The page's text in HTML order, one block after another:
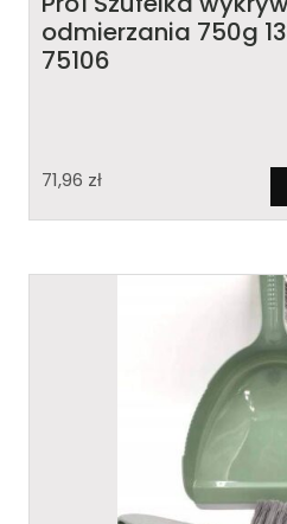
odmierzania 750g
75106
71,96 zł